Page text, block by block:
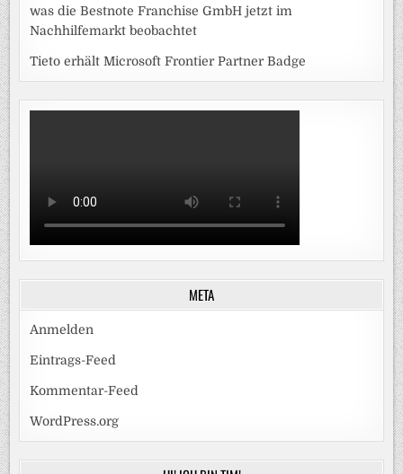
was die Bestnote Franchise GmbH jetzt im
Nachhilfemarkt beobachtet
Tieto erhält Microsoft Frontier Partner Badge
META
Anmelden
Eintrags-Feed
Kommentar-Feed
WordPress.org